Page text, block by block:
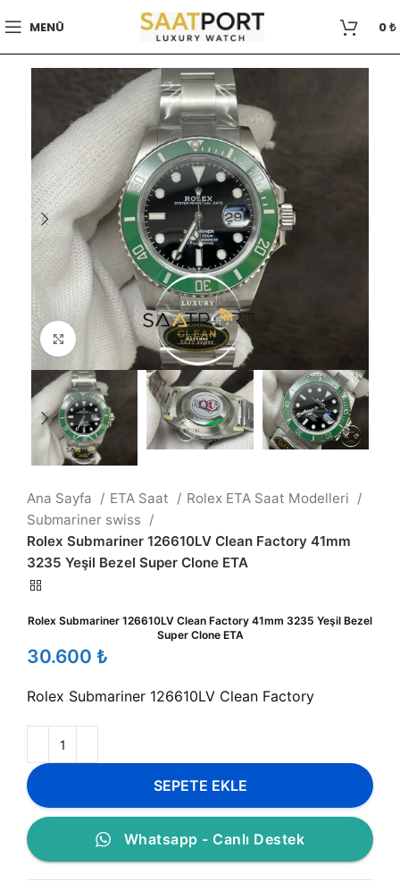
MENÜ 0₺
Büyütmek için tıklayın
Ana Sayfa ETA Saat
Rolex ETA Saat Modelleri
Submariner swiss
Rolex Submariner 126610LV Clean Factory 41mm
3235 Yeşil Bezel Super Clone ETA
Rolex Submariner 126610LV Clean Factory 41mm 3235 Yeşil Bezel
Super Clone ETA
₺
Rolex Submariner 126610LV Clean Factory
SEPETE EKLE
Whatsapp - Canlı Destek